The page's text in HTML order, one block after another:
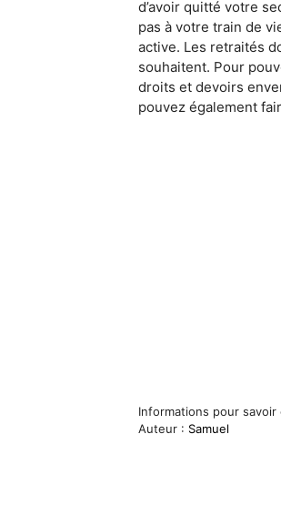
d’avoir quitté votre
pas à votre train de
active. Les retraités
souhaitent. Pour
droits et devoirs
pouvez également
Informations pour
Auteur : Samuel